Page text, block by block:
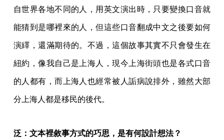
自世界各地不同的人，用英文演出時，只要變換口音就
能猜到是哪裡來的人，但這些口音翻成中文之後要如何
演繹，還滿期待的。不過，這個故事其實不只會發生在
紐約，像我自己是上海人，現今上海街頭也是各式口音
的人都有，而上海人也經常被人詬病說排外，雖然大部
分上海人都是移民的後代。
泛：文本裡敘事方式的巧思，是有何設計想法？